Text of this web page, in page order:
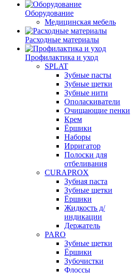
Оборудование
Медицинская мебель
Расходные материалы
Профилактика и уход
SPLAT
Зубные пасты
Зубные щетки
Зубные нити
Ополаскиватели
Очищающие пенки
Крем
Ёршики
Наборы
Ирригатор
Полоски для
отбеливания
CURAPROX
Зубная паста
Зубные щетки
Ёршики
Жидкость д/
индикации
Держатель
PARO
Зубные щетки
Ёршики
Зубочистки
Флоссы